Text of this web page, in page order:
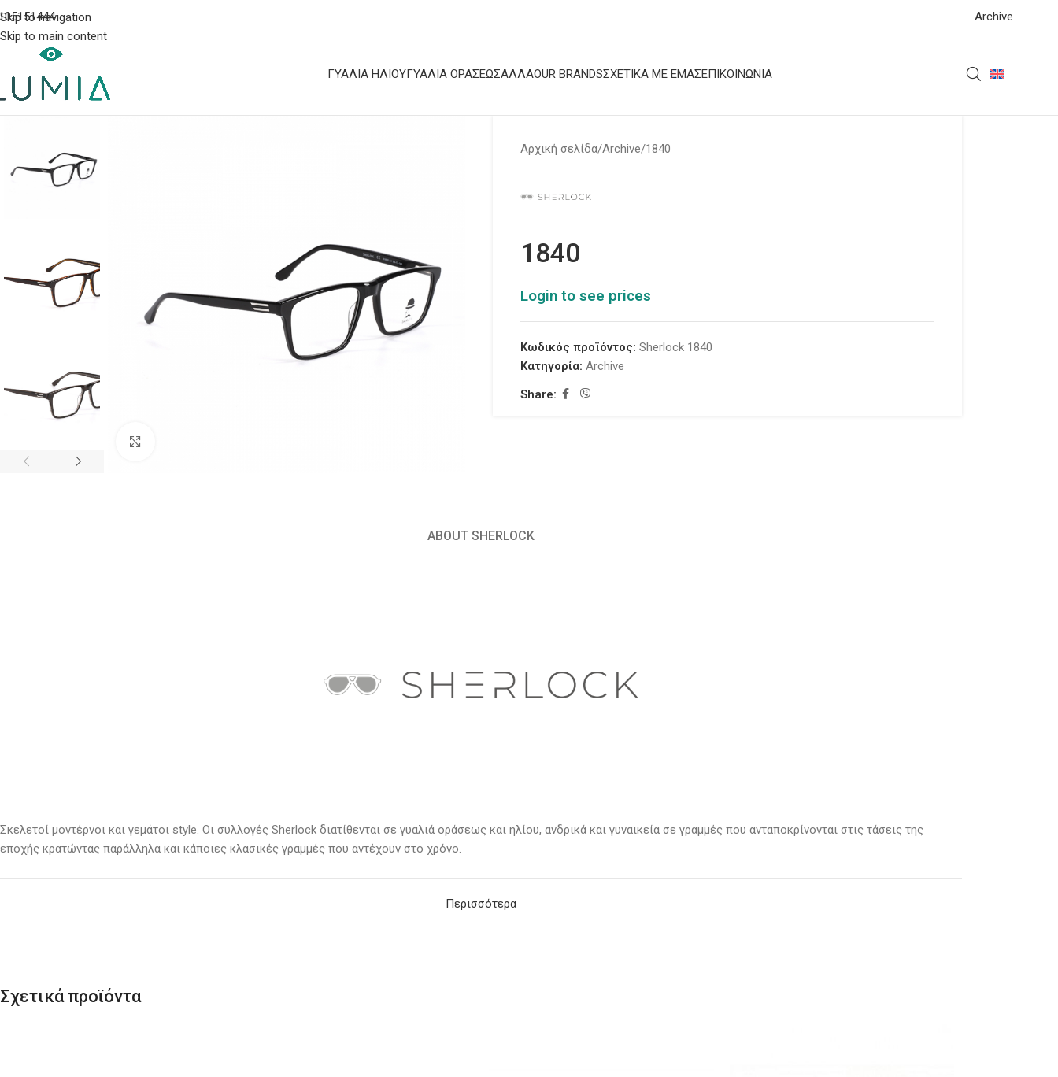
Skip to navigation
Skip to main content
Archive
ΓΥΑΛΙΆ ΗΛΊΟΥΓΥΑΛΙΆ ΟΡΆΣΕΩΣΆΛΛΑOUR BRANDSΣΧΕΤΙΚΆ ΜΕ ΕΜΆΣΕΠΙΚΟΙΝΩΝΊΑ
Αρχική σελίδα Archive 1840
1840
Login to see prices
Κωδικός προϊόντος: Sherlock 1840
Κατηγορία: Archive
Share:
ABOUT SHERLOCK
Σκελετοί μοντέρνοι και γεμάτοι style. Οι συλλογές Sherlock διατίθενται σε γυαλιά οράσεως και ηλίου, ανδρικά και γυναικεία σε γραμμές που ανταποκρίνονται στις τάσεις της
εποχής κρατώντας παράλληλα και κάποιες κλασικές γραμμές που αντέχουν στο χρόνο.
Περισσότερα
Σχετικά προϊόντα